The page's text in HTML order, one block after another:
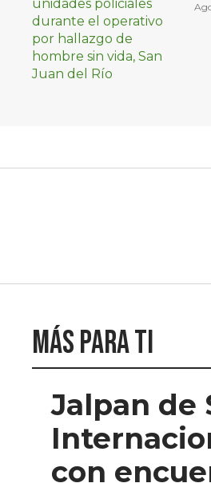
la
Más para ti
Jalpan de
con